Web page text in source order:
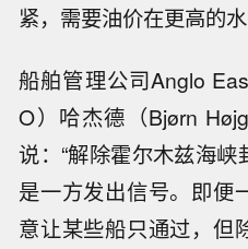
紧，需要油价在更高的
船舶管理公司Anglo
O）哈杰德（Bjørn
说：“解除霍尔木兹海
是一方发出信号。即便
意让某些船只通过，但